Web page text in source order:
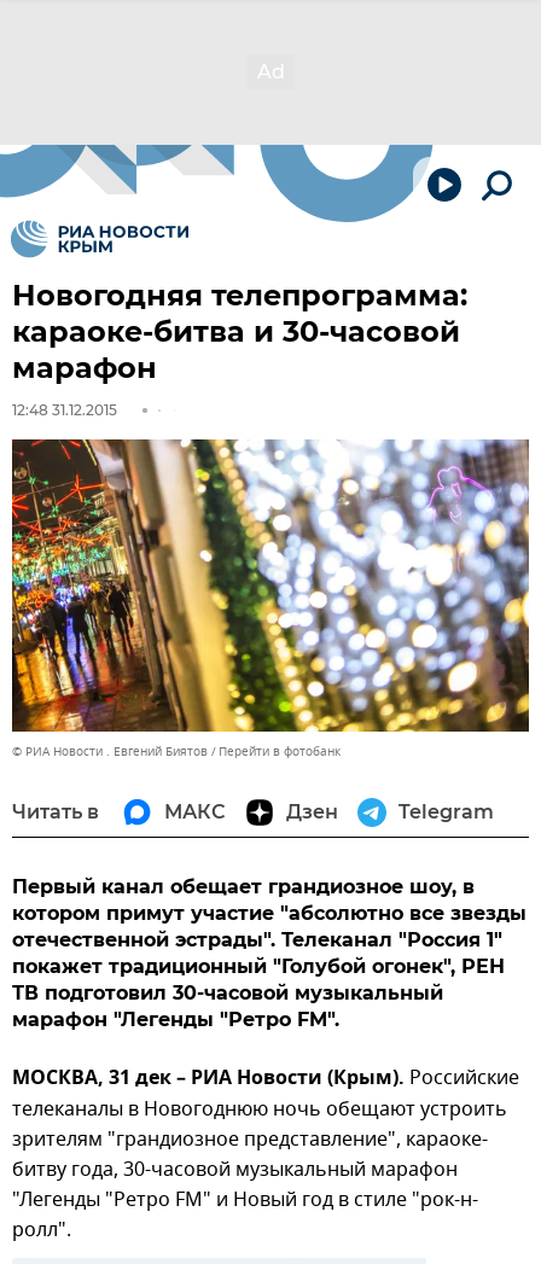
Новогодняя телепрограмма:
караоке-битва и 30-часовой
марафон
12:48 31.12.2015
© РИА Новости . Евгений Биятов Перейти в фотобанк
Читать в МАКС Дзен Telegram
Первый канал обещает грандиозное шоу, в
котором примут участие "абсолютно все звезды
отечественной эстрады". Телеканал "Россия 1"
покажет традиционный "Голубой огонек", РЕН
ТВ подготовил 30-часовой музыкальный
марафон "Легенды "Ретро FM".
МОСКВА, 31 дек – РИА Новости (Крым). Российские
телеканалы в Новогоднюю ночь обещают устроить
зрителям "грандиозное представление", караоке-
битву года, 30-часовой музыкальный марафон
"Легенды "Ретро FM" и Новый год в стиле "рок-н-
ролл".